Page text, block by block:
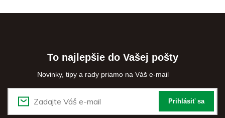
To najlepšie do Vašej pošty
Novinky, tipy a rady priamo na Váš e-mail
Prihlásiť sa